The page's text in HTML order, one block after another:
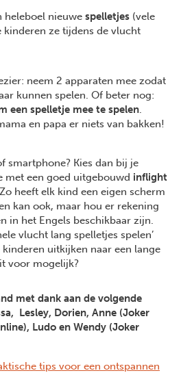
heleboel nieuwe spelletjes (vele
kinderen ze tijdens de vlucht
neem 2 apparaten mee zodat
kunnen spelen. Of beter nog:
een spelletje mee te spelen.
en papa er niets van bakken!
smartphone? Kies dan bij je
met een goed uitgebouwd inflight
heeft elk kind een eigen scherm
kan ook, maar hou er rekening
in het Engels beschikbaar zijn.
vlucht lang spelletjes spelen’
uitkijken naar een lange
voor mogelijk?
met dank aan de volgende
Lesley, Dorien, Anne (Joker
Ludo en Wendy (Joker
tips voor een ontspannen